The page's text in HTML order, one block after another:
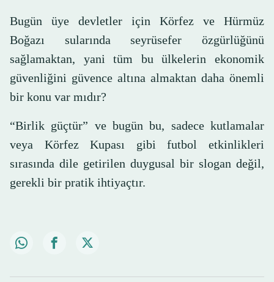
Bugün üye devletler için Körfez ve Hürmüz
Boğazı sularında seyrüsefer özgürlüğünü
sağlamaktan, yani tüm bu ülkelerin ekonomik
güvenliğini güvence altına almaktan daha önemli
bir konu var mıdır?
“Birlik güçtür” ve bugün bu, sadece kutlamalar
veya Körfez Kupası gibi futbol etkinlikleri
sırasında dile getirilen duygusal bir slogan değil,
gerekli bir pratik ihtiyaçtır.